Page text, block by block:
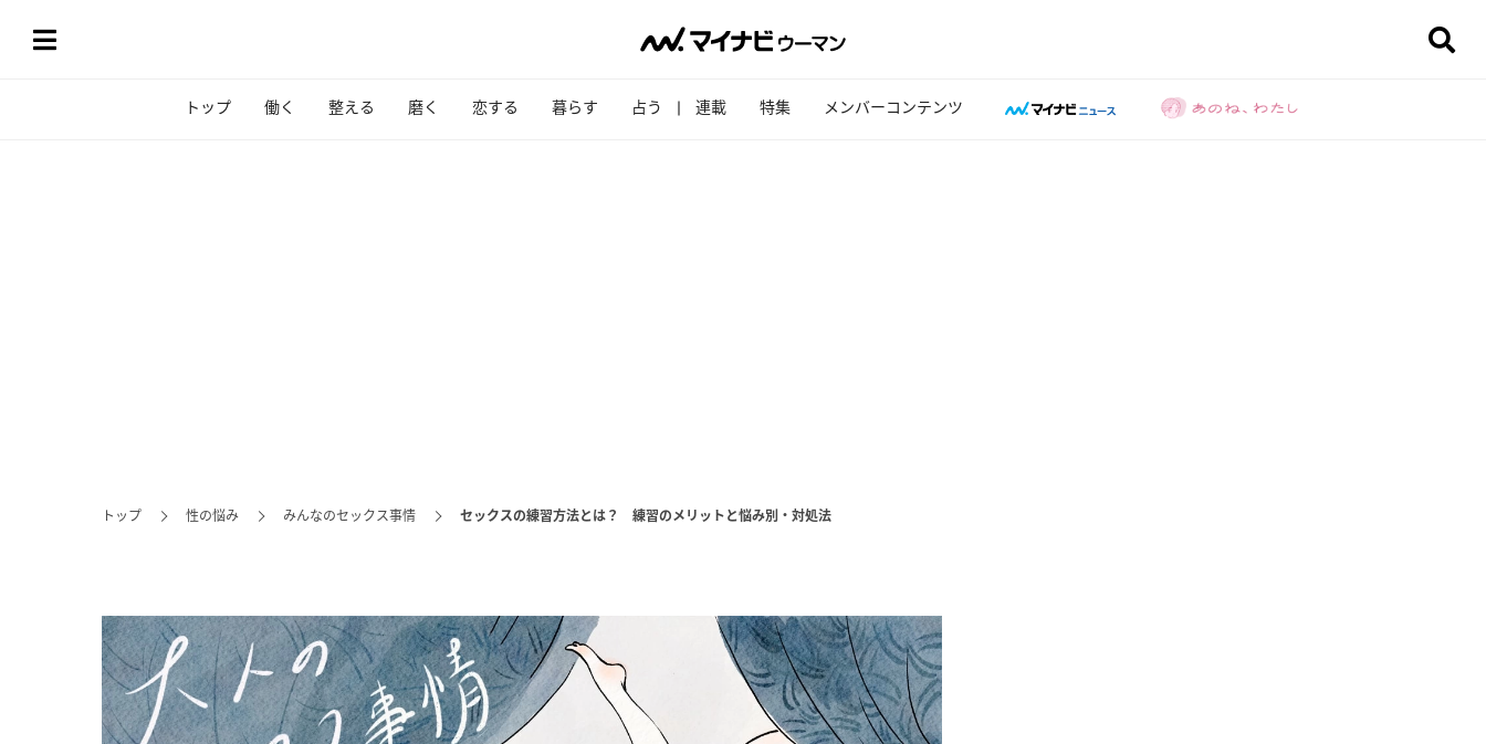
トップ 働く 整える 磨く 恋する 暮らす 占う 連載 特集 メンバーコンテンツ
トップ 性の悩み みんなのセックス事情 セックスの練習方法とは？ 練習のメリットと悩み別・対処法